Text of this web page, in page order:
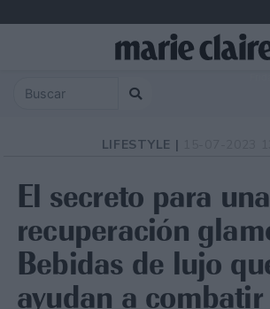
LIFESTYLE |
El secreto para una
recuperación
Bebidas de lujo
ayudan a